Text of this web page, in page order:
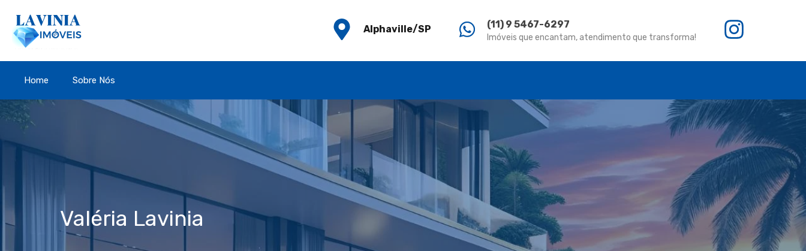
Alphaville/SP (11) 9 5467-6297
Imóveis que encantam, atendimento que transforma!
Home Sobre Nós
Valéria Lavinia